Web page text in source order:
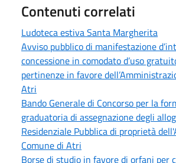
Contenuti correlati
Ludoteca estiva Santa Margherita
Avviso pubblico di manifestazione
concessione in comodato d’uso
pertinenze in favore
Atri
Bando Generale di Concorso per la
graduatoria di assegnazione degli
Residenziale Pubblica di proprietà
Comune di Atri
Borse di studio in favore di orfani per